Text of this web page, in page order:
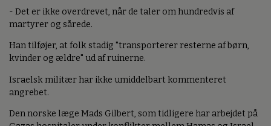
- Det er ikke overdrevet, når de taler om hundredvis af
martyrer og sårede.
Han tilføjer, at folk stadig "transporterer resterne af børn,
kvinder og ældre" ud af ruinerne.
Israelsk militær har ikke umiddelbart kommenteret
angrebet.
Den norske læge Mads Gilbert, som tidligere har arbejdet på